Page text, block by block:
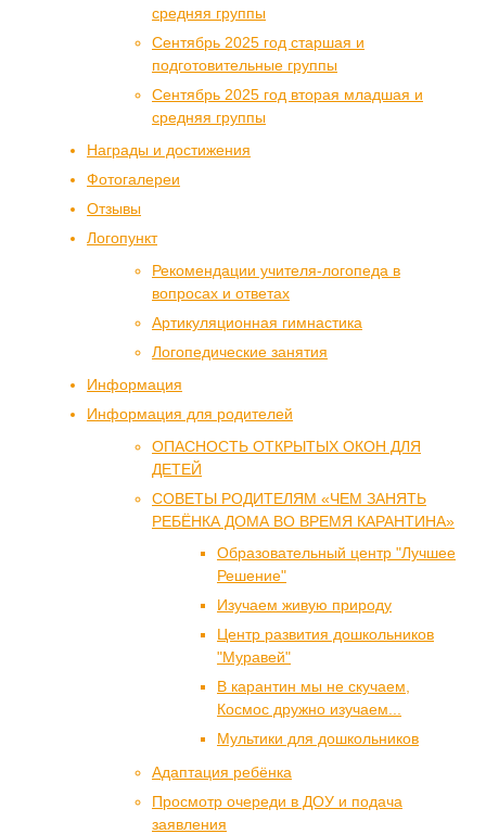
средняя группы
Сентябрь 2025 год старшая и
подготовительные группы
Сентябрь 2025 год вторая младшая и
средняя группы
Награды и достижения
Фотогалереи
Отзывы
Логопункт
Рекомендации учителя-логопеда в
вопросах и ответах
Артикуляционная гимнастика
Логопедические занятия
Информация
Информация для родителей
ОПАСНОСТЬ ОТКРЫТЫХ ОКОН ДЛЯ
ДЕТЕЙ
СОВЕТЫ РОДИТЕЛЯМ «ЧЕМ ЗАНЯТЬ
РЕБЁНКА ДОМА ВО ВРЕМЯ КАРАНТИНА»
Образовательный центр "Лучшее
Решение"
Изучаем живую природу
Центр развития дошкольников
"Муравей"
В карантин мы не скучаем,
Космос дружно изучаем...
Мультики для дошкольников
Адаптация ребёнка
Просмотр очереди в ДОУ и подача
заявления